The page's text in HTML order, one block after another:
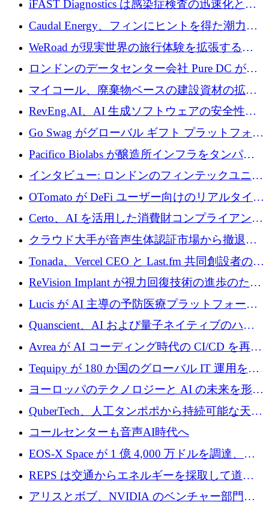
ロのディープテック基金を立ち上げる
iFAST Diagnostics は感染症検査の迅速化と抗
菌薬耐性への取り組みに 500 万ポンドを寄付
Caudal Energy、フィンにヒントを得た潮力発
電技術の規模拡大に向けて 430 万ポンドを調
WeRoad が現実世界の旅行体験を拡張するた
めに 5,800 万ドルを獲得
ロンドンのデータセンター会社 Pure DC が欧
州と中東の拡張に 27 億ドルを確保
マイコール、廃棄物ベースの建設資材の拡大
に400万ポンドを投資
RevEng.AI、AI 生成ソフトウェアの安全性を
確保するために 1,500 万ドルを調達
Go Swag がグローバル ギフト プラットフォー
ムを拡大するために 500 万ドルを調達
Pacifico Biolabs が醸造所インフラをタンパク
質生産に転換するために 700 万ユーロを調達
インタビュー: ロンドンのフィンテックユニコ
ーン Tide の CEO、オリバー・プリル氏
OTomato が DeFi ユーザー向けのリアルタイム
インテリジェンス レイヤーを構築するために
Improbable から 200 万ドルを調達
Certo、AI を活用した消費財コンプライアンス
プラットフォームのために 400 万ドルを調達
クラウド大手が音声生体認証市場から撤退す
るなか、Voxmindが54万6,000ポンドのプレシ
ード資金を調達
Tonada、Vercel CEO と Last.fm 共同創設者の支
援を受けてステルス撤退
ReVision Implant が視力回復技術の進歩のため
に 400 万ユーロを確保
Lucis が AI 主導の予防医療プラットフォーム
を拡大するためにシリーズ A で 2,000 万ドル
を調達
Quanscient、AI および量子ネイティブのハー
ドウェア エンジニアリングを推進するために
1,000 万ユーロを調達
Avrea が AI コーディング時代の CI/CD を再発
明するために 470 万ドルをかけてステルスか
ら浮上
Tequipy が 180 か国のグローバル IT 運用を自
動化するために 300 万ユーロ以上を調達
ヨーロッパのテクノロジーと AI の未来を形作
る: イノベーション リーダーが Nexus
Luxembourg 2026 に集まる理由
QuberTech、人工タンポポから持続可能な天然
ゴムを開発するために 340 万ポンドを調達
コールセンターも音声AI時代へ
EOS-X Space が 1 億 4,000 万ドルを調達、
Mistral が Emmi AI を買収、Bliq がエストニア
での完全無人道路運営を承認
REPS は交通からエネルギーを採取して道路
を発電所に変えるために 2,360 万ドルを調達
アリスとボブ、NVIDIA のベンチャー部門か